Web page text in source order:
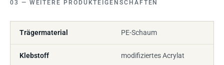
WEITERE PRODUKTEIGENSCHAFTEN
Trägermaterial PE-Schaum
Klebstoff modifiziertes Acrylat